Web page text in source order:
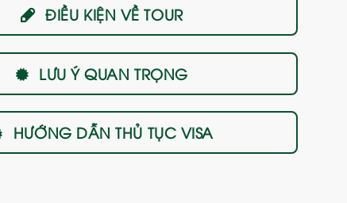
ĐIỀU KIỆN VỀ TOUR
LƯU Ý QUAN TRỌNG
HƯỚNG DẪN THỦ TỤC VISA